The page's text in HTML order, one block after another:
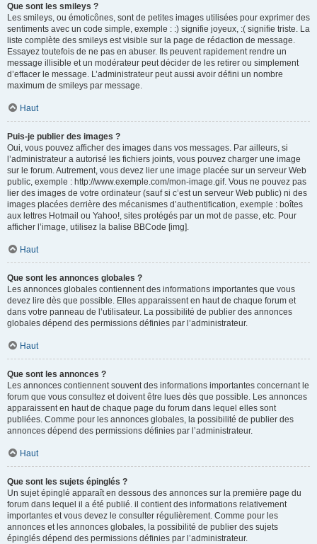
Que sont les smileys ?
Les smileys, ou émoticônes, sont de petites images utilisées pour exprimer des
sentiments avec un code simple, exemple : :) signifie joyeux, :( signifie triste. La
liste complète des smileys est visible sur la page de rédaction de message.
Essayez toutefois de ne pas en abuser. Ils peuvent rapidement rendre un
message illisible et un modérateur peut décider de les retirer ou simplement
d’effacer le message. L’administrateur peut aussi avoir défini un nombre
maximum de smileys par message.
Haut
Puis-je publier des images ?
Oui, vous pouvez afficher des images dans vos messages. Par ailleurs, si
l’administrateur a autorisé les fichiers joints, vous pouvez charger une image
sur le forum. Autrement, vous devez lier une image placée sur un serveur Web
public, exemple : http://www.exemple.com/mon-image.gif. Vous ne pouvez pas
lier des images de votre ordinateur (sauf si c’est un serveur Web public) ni des
images placées derrière des mécanismes d’authentification, exemple : boîtes
aux lettres Hotmail ou Yahoo!, sites protégés par un mot de passe, etc. Pour
afficher l’image, utilisez la balise BBCode [img].
Haut
Que sont les annonces globales ?
Les annonces globales contiennent des informations importantes que vous
devez lire dès que possible. Elles apparaissent en haut de chaque forum et
dans votre panneau de l’utilisateur. La possibilité de publier des annonces
globales dépend des permissions définies par l’administrateur.
Haut
Que sont les annonces ?
Les annonces contiennent souvent des informations importantes concernant le
forum que vous consultez et doivent être lues dès que possible. Les annonces
apparaissent en haut de chaque page du forum dans lequel elles sont
publiées. Comme pour les annonces globales, la possibilité de publier des
annonces dépend des permissions définies par l’administrateur.
Haut
Que sont les sujets épinglés ?
Un sujet épinglé apparaît en dessous des annonces sur la première page du
forum dans lequel il a été publié. il contient des informations relativement
importantes et vous devez le consulter régulièrement. Comme pour les
annonces et les annonces globales, la possibilité de publier des sujets
épinglés dépend des permissions définies par l’administrateur.